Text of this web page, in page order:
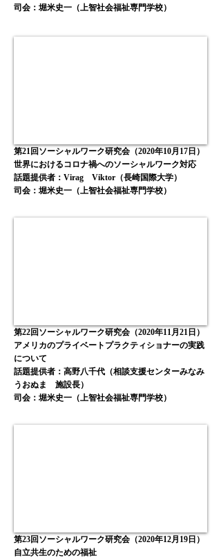
司会：堀米史一 （上智社会福祉専門学校）
第21回ソーシャルワーク研究会（2020年10月17日）
世界におけるコロナ禍へのソーシャルワーク対応
話題提供者：Virag Viktor（長崎国際大学）
司会：堀米史一 （上智社会福祉専門学校）
第22回ソーシャルワーク研究会（2020年11月21日）
アメリカのプライベートプラクティショナーの実践
について
話題提供者：高野八千代（相談支援センターみなみ
うおぬま 施設長）
司会：堀米史一 （上智社会福祉専門学校）
第23回ソーシャルワーク研究会（2020年12月19日）
自立共生のための福祉